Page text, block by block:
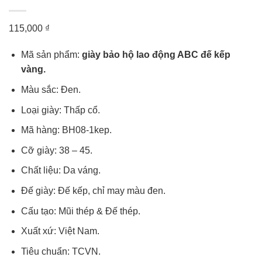
115,000 ₫
Mã sản phẩm: giày bảo hộ lao động ABC đế kếp
vàng.
Màu sắc: Đen.
Loại giày: Thấp cổ.
Mã hàng: BH08-1kep.
Cỡ giày: 38 – 45.
Chất liệu: Da váng.
Đế giày: Đế kếp, chỉ may màu đen.
Cấu tạo: Mũi thép & Đế thép.
Xuất xứ: Việt Nam.
Tiêu chuẩn: TCVN.